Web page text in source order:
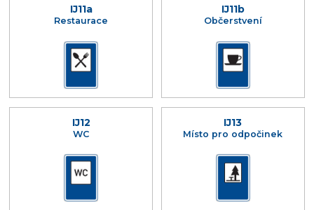
IJ11a
Restaurace
IJ11b
Občerstvení
IJ12
WC
IJ13
Místo pro odpočinek